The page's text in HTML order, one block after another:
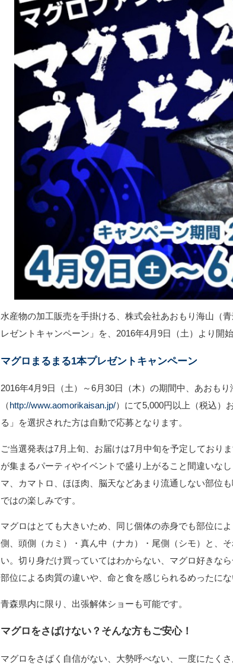
水産物の加工販売を手掛ける、株式会社あおもり海山（
レゼントキャンペーン」を、2016年4月9日（土）より開始
マグロまるまる1本プレゼントキャンペーン
2016年4月9日（土）～6月30日（木）の期間中、あおも
（ http://www.aomorikaisan.jp/）にて5,000円以上（税込）
る」を選択された方は自動で応募となります。
ご当選発表は7月上旬、お届けは7月中旬を予定しており
が集まるパーティやイベントで盛り上がること間違いな
マ、カマトロ、ほほ肉、脳天などあまり流通しない部位
ではの楽しみです。
マグロはとても大きいため、同じ個体の赤身でも部位に
側、頭側（カミ）・真ん中（ナカ）・尾側（シモ）と、
い。切り身だけ買っていてはわからない、マグロ好きな
部位による肉質の違いや、命と食を感じられるめったにな
青森県内に限り、出張解体ショーも可能です。
マグロをさばけない？そんな方もご安心！
マグロをさばく自信がない、大勢呼べない、一度にたく